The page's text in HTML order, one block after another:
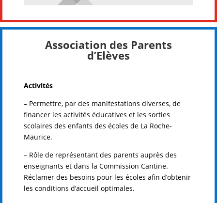
Association des Parents
d’Elèves
Activités
– Permettre, par des manifestations diverses, de
financer les activités éducatives et les sorties
scolaires des enfants des écoles de La Roche-
Maurice.
– Rôle de représentant des parents auprès des
enseignants et dans la Commission Cantine.
Réclamer des besoins pour les écoles afin d’obtenir
les conditions d’accueil optimales.